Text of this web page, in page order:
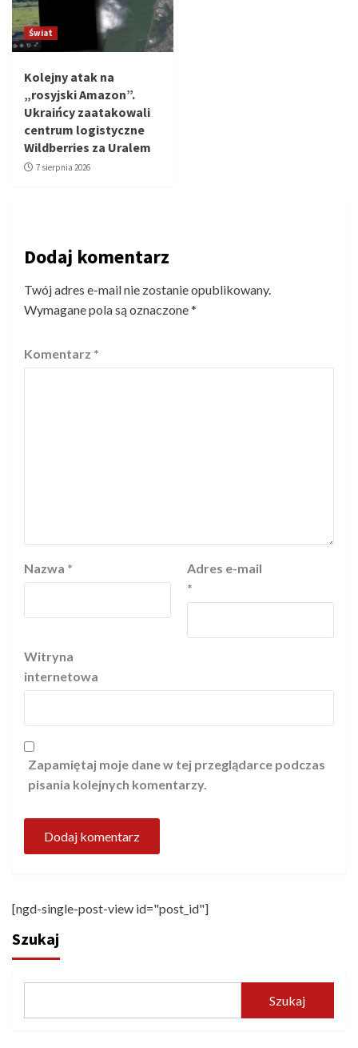
Świat
Kolejny atak na
„rosyjski Amazon”.
Ukraińcy zaatakowali
centrum logistyczne
Wildberries za Uralem
7 sierpnia 2026
Dodaj komentarz
Twój adres e-mail nie zostanie opublikowany.
Wymagane pola są oznaczone*
Komentarz *
Nazwa *
Adres e-mail
*
Witryna
internetowa
Zapamiętaj moje dane w tej przeglądarce podczas
pisania kolejnych komentarzy.
[ngd-single-post-view id="post_id"]
Szukaj
Szukaj